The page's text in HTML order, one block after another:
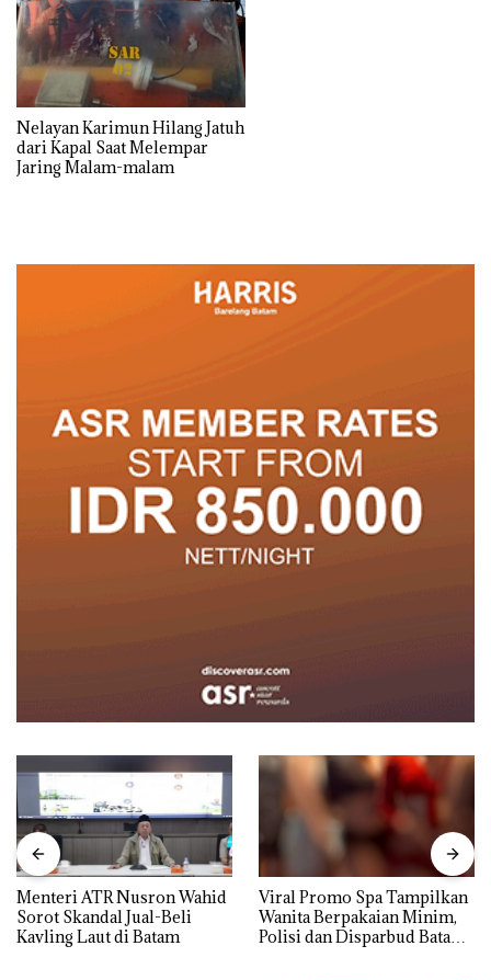
Nelayan Karimun Hilang Jatuh
dari Kapal Saat Melempar
Jaring Malam-malam
Menteri ATR Nusron Wahid
Sorot Skandal Jual-Beli
Kavling Laut di Batam
Viral Promo Spa Tampilkan
Wanita Berpakaian Minim,
Polisi dan Disparbud Batam